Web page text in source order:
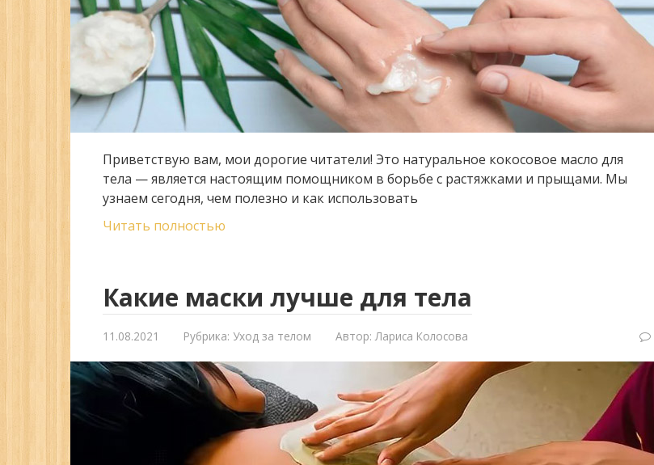
Приветствую вам, мои дорогие читатели! Это натуральное кокосовое масло для
тела — является настоящим помощником в борьбе с растяжками и прыщами. Мы
узнаем сегодня, чем полезно и как использовать
Читать полностью
Какие маски лучше для тела
11.08.2021 Рубрика: Уход за телом Автор: Лариса Колосова